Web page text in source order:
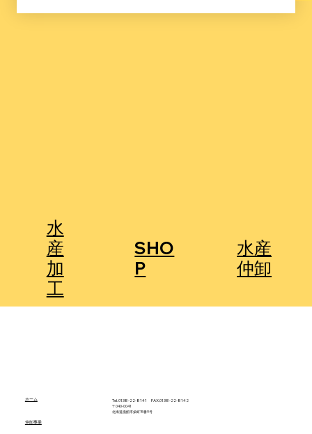
水
産
加
工
SHO
P
水産
仲卸
Tel. 0138-22-8141 FAX.0138-22-8142
〒040-0041
北海道函館市栄町15番9号
ホーム
仲卸事業